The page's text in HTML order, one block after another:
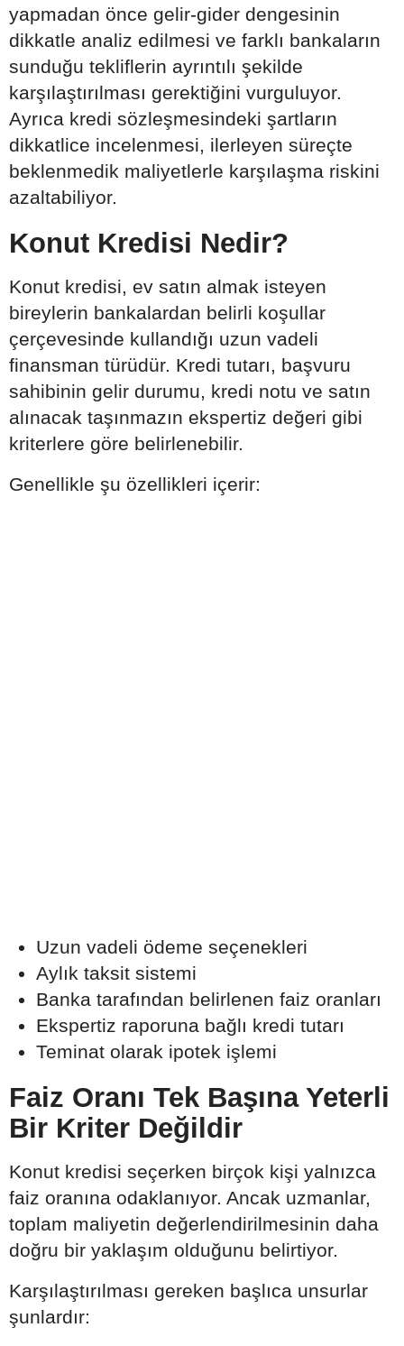
yapmadan önce gelir-gider dengesinin
dikkatle analiz edilmesi ve farklı bankaların
sunduğu tekliflerin ayrıntılı şekilde
karşılaştırılması gerektiğini vurguluyor.
Ayrıca kredi sözleşmesindeki şartların
dikkatlice incelenmesi, ilerleyen süreçte
beklenmedik maliyetlerle karşılaşma riskini
azaltabiliyor.
Konut Kredisi Nedir?
Konut kredisi, ev satın almak isteyen
bireylerin bankalardan belirli koşullar
çerçevesinde kullandığı uzun vadeli
finansman türüdür. Kredi tutarı, başvuru
sahibinin gelir durumu, kredi notu ve satın
alınacak taşınmazın ekspertiz değeri gibi
kriterlere göre belirlenebilir.
Genellikle şu özellikleri içerir:
Uzun vadeli ödeme seçenekleri
Aylık taksit sistemi
Banka tarafından belirlenen faiz oranları
Ekspertiz raporuna bağlı kredi tutarı
Teminat olarak ipotek işlemi
Faiz Oranı Tek Başına Yeterli
Bir Kriter Değildir
Konut kredisi seçerken birçok kişi yalnızca
faiz oranına odaklanıyor. Ancak uzmanlar,
toplam maliyetin değerlendirilmesinin daha
doğru bir yaklaşım olduğunu belirtiyor.
Karşılaştırılması gereken başlıca unsurlar
şunlardır: